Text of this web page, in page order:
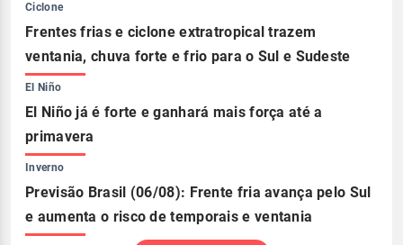
Ciclone
Frentes frias e ciclone extratropical trazem
ventania, chuva forte e frio para o Sul e Sudeste
El Niño
El Niño já é forte e ganhará mais força até a
primavera
Inverno
Previsão Brasil (06/08): Frente fria avança pelo Sul
e aumenta o risco de temporais e ventania